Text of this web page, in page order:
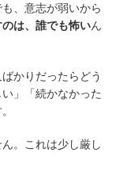
、意志が弱いから
は、誰でも怖いん
かりだったらどう
」「続かなかった
。これは少し厳し